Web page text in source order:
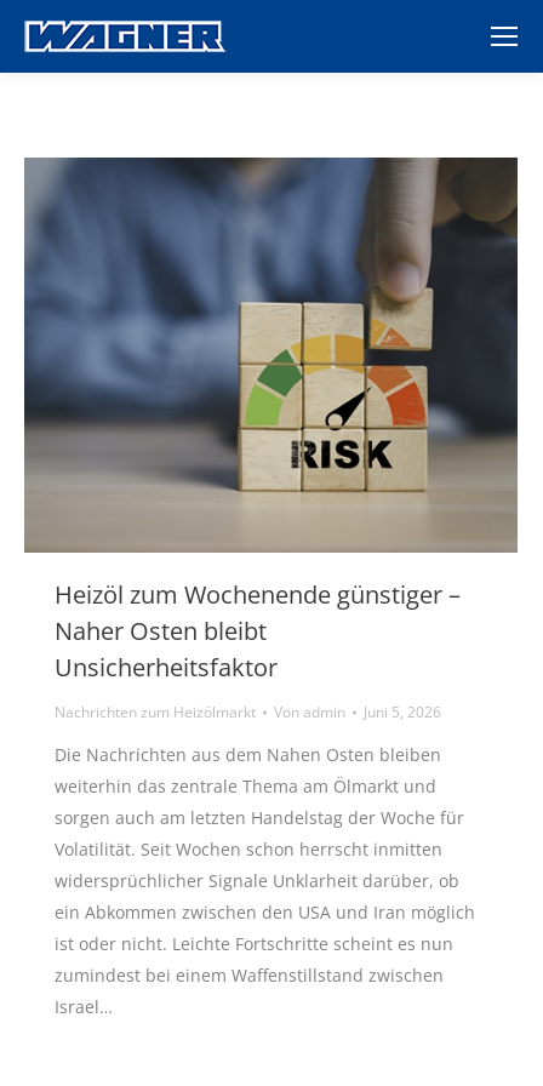
Heizöl zum Wochenende günstiger –
Naher Osten bleibt
Unsicherheitsfaktor
Nachrichten zum Heizölmarkt Vonadmin Juni 5, 2026
Die Nachrichten aus dem Nahen Osten bleiben
weiterhin das zentrale Thema am Ölmarkt und
sorgen auch am letzten Handelstag der Woche für
Volatilität. Seit Wochen schon herrscht inmitten
widersprüchlicher Signale Unklarheit darüber, ob
ein Abkommen zwischen den USA und Iran möglich
ist oder nicht. Leichte Fortschritte scheint es nun
zumindest bei einem Waffenstillstand zwischen
Israel…